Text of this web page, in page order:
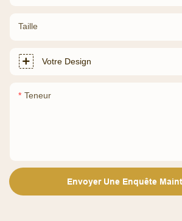
Taille
Votre Design
Teneur
Envoyer Une Enquête